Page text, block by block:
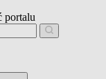
portalu